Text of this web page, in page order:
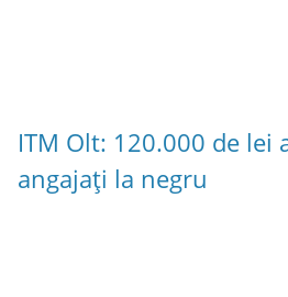
ITM Olt: 120.000 de lei
angajați la negru